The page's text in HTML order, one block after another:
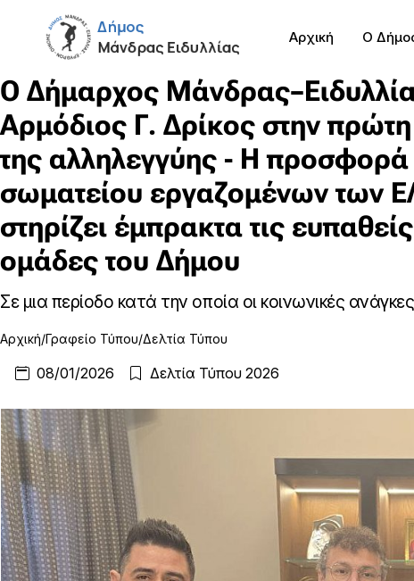
Αρχική Ο
Ο Δήμαρχος
Αρμόδιος Γ. Δρίκος στην
της αλληλεγγύης - Η προσφορά
σωματείου εργαζομένων των
στηρίζει έμπρακτα τις ευπαθείς
ομάδες του Δήμου
Σε μια περίοδο κατά την οποία οι κοινωνικές
Αρχική Γραφείο Τύπου Δελτία Τύπου
08/01/2026 Δελτία Τύπου 2026